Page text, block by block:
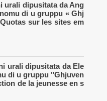
urali dipusitata da Ang
di u gruppu « Ghj
sur les sites em
urali dipusitata da Ele
di u gruppu "Ghjuven
de la jeunesse en s